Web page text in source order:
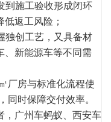
到施工验收形成闭环
返工风险；
独创工艺，又具备材
、新能源车等不同需
厂房与标准化流程使
同时保障交付效率。
，广州车蚂蚁、西安车